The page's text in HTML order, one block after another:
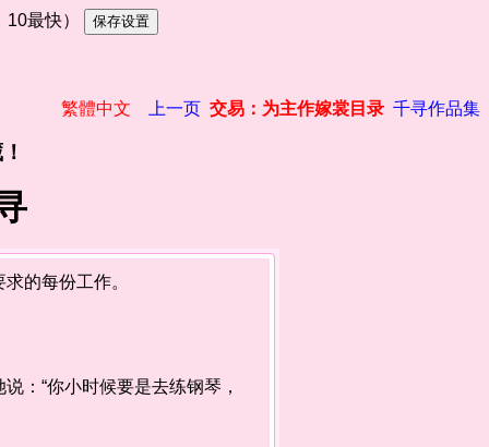
10最快）
繁體中文 上一页 交易：为主作嫁裳目录 千寻作品集
的每份工作。
：“你小时候要是去练钢琴，